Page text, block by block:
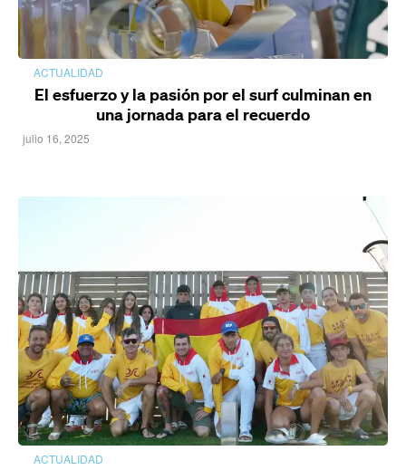
ACTUALIDAD
El esfuerzo y la pasión por el surf culminan en
una jornada para el recuerdo
julio 16, 2025
ACTUALIDAD